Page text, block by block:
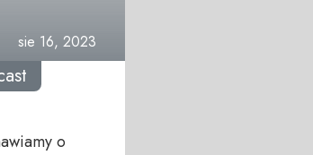
sie 16, 2023
o